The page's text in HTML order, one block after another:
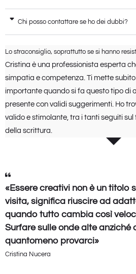
Chi posso contattare se ho dei dubbi?
Lo straconsiglio, soprattutto se si hanno
Cristina è una professionista esperta
simpatia e competenza. Ti mette
importante quando si fa questo tipo di
presente con validi suggerimenti. Ho
valido e stimolante, tra i tanti seguiti
della scrittura.
«Essere creativi non è un titolo
visita, significa riuscire ad
quando tutto cambia così
Surfare sulle onde alte anziché
quantomeno provarci»
Cristina Nucera